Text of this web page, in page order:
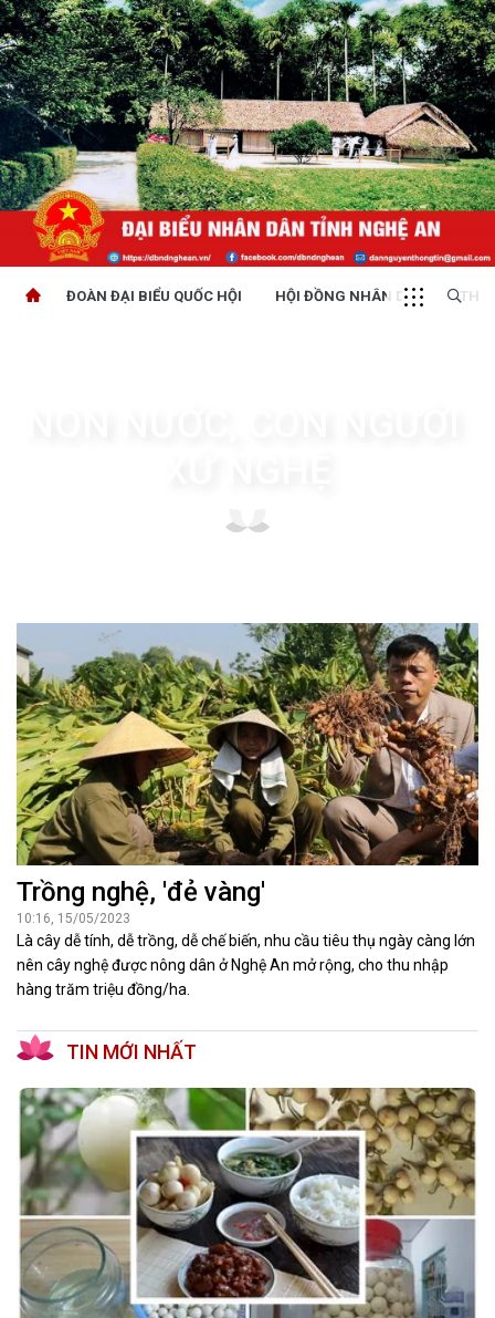
ĐOÀN ĐẠI BIỂU QUỐC HỘI HỘI ĐỒNG NHÂN DÂN
Trồng nghệ, 'đẻ vàng'
10:16, 15/05/2023
Là cây dễ tính, dễ trồng, dễ chế biến, nhu cầu tiêu thụ ngày càng lớn
nên cây nghệ được nông dân ở Nghệ An mở rộng, cho thu nhập
hàng trăm triệu đồng/ha.
TIN MỚI NHẤT